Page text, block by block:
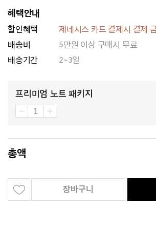
혜택안내
할인혜택
제네시스 카드 결제시 결제
배송비
5만원 이상 구매시 무료
배송기간
2~3일
프리미엄 노트 패키지
총액
장바구니